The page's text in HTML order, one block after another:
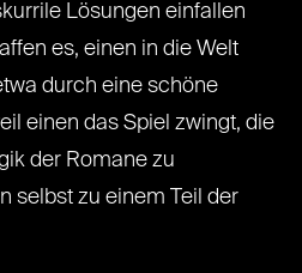
Lösungen einfallen
es, einen in die Welt
durch eine schöne
einen das Spiel zwingt, die
der Romane zu
selbst zu einem Teil der